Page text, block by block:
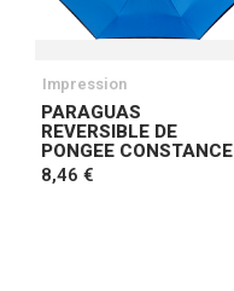
Impression
PARAGUAS
REVERSIBLE DE
PONGEE CONSTANCE
8,46 €